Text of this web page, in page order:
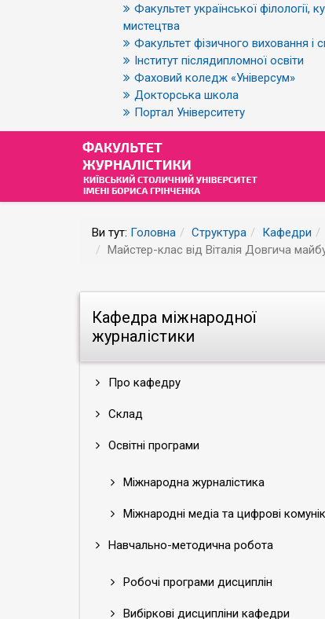
Факультет української філології,
мистецтва
Факультет фізичного виховання і
Інститут післядипломної освіти
Фаховий коледж «Універсум»
Докторська школа
Портал Університету
Ви тут: Головна Структура Кафедри
Майстер-клас від Віталія Довгича
Кафедра міжнародної
журналістики
Про кафедру
Склад
Освітні програми
Міжнародна журналістика
Міжнародні медіа та цифрові
Навчально-методична робота
Робочі програми дисциплін
Вибіркові дисципліни кафедри